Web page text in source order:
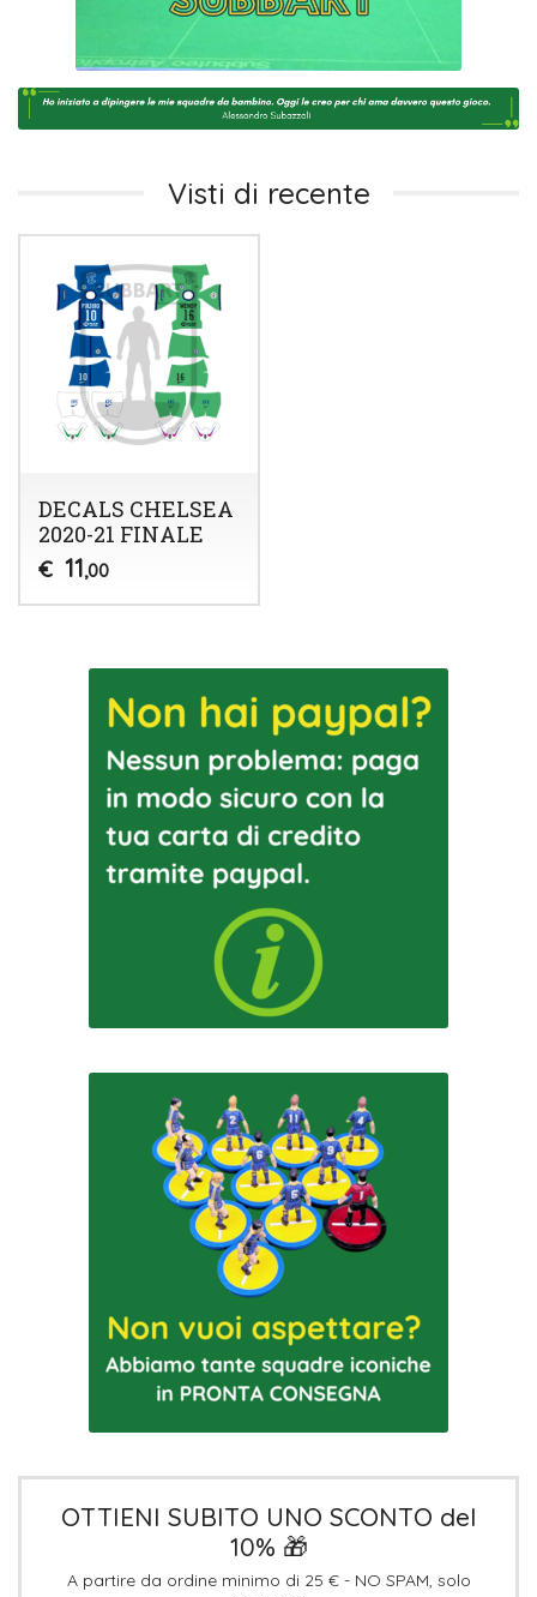
Visti di recente
DECALS CHELSEA
2020-21 FINALE
€ 11,00
OTTIENI SUBITO UNO SCONTO del
10% 🎁
A partire da ordine minimo di 25 € - NO SPAM, solo